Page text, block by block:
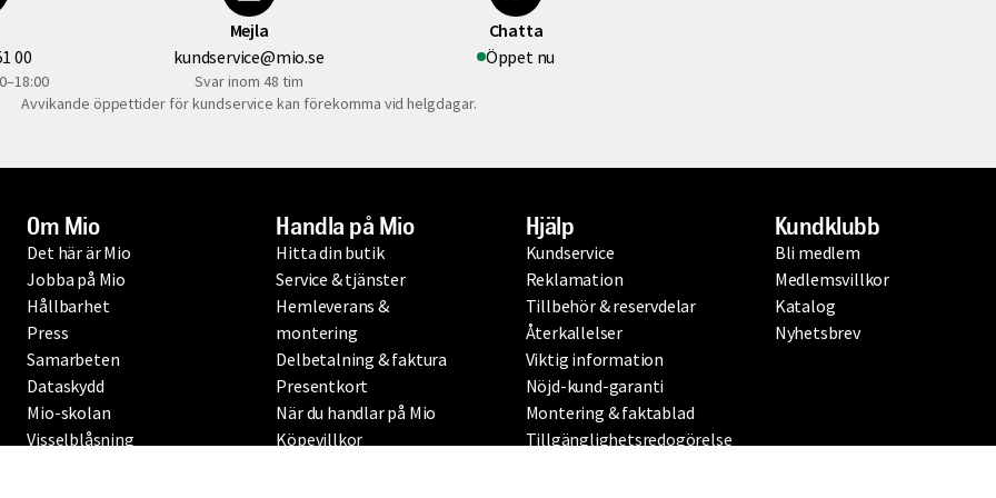
inom 30 dagar från det att reklamationen mottagits, men det kan ta längre tid beroende på
en reklamation om det visar sig att varan inte är felaktig enligt Konsumentköplagen. Vid
från
från Allmänna reklamationsnämnden.
00
Mejla
kundservice@mio.se
Svar inom 48 tim
Chatta
Öppet nu
Avvikande öppettider för kundservice kan förekomma vid helgdagar.
Om Mio
Det här är Mio
Jobba på Mio
Hållbarhet
Press
Samarbeten
Dataskydd
Mio-skolan
Visselblåsning
Handla på Mio
Hitta din butik
Service & tjänster
Hemleverans &
montering
Delbetalning & faktura
Presentkort
När du handlar på Mio
Köpevillkor
Hjälp
Kundservice
Reklamation
Tillbehör & reservdelar
Återkallelser
Viktig information
Nöjd-kund-garanti
Montering & faktablad
Tillgänglighetsredogörelse
Kundklubb
Bli medlem
Medlemsvillkor
Katalog
Nyhetsbrev